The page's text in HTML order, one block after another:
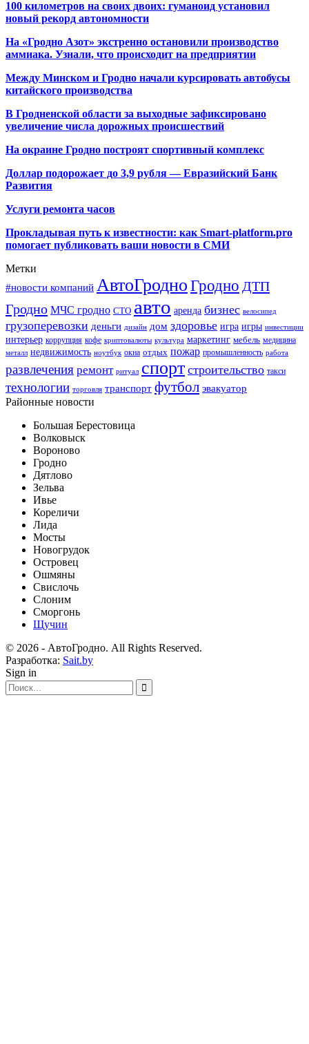
100 километров на своих двоих: гуманоид установил
новый рекорд автономности
На «Гродно Азот» экстренно остановили производство
аммиака. Узнали, что происходит на предприятии
Между Минском и Гродно начали курсировать автобусы
китайского производства
В Гродненской области за выходные зафиксировано
увеличение числа дорожных происшествий
На окраине Гродно построят спортивный комплекс
Доллар подорожает до 3,9 рубля — Евразийский Банк
Развития
Услуги ремонта часов
Прокладывая путь к известности: как Smart-platform.pro
помогает публиковать ваши новости в СМИ
Метки
#новости компаний АвтоГродноГродно ДТП
Гродно МЧС гродно СТО авто аренда бизнес велосипед
грузоперевозки деньги дизайн дом здоровье игра игры инвестиции
интерьер коррупция кофе криптовалюты культура маркетинг мебель медицина
металл недвижимость ноутбук окна отдых пожар промышленность работа
развлечения ремонт ритуал спорт строительство такси
технологии торговля транспорт футбол эвакуатор
Районные новости
Большая Берестовица
Волковыск
Вороново
Гродно
Дятлово
Зельва
Ивье
Кореличи
Лида
Мосты
Новогрудок
Островец
Ошмяны
Свислочь
Слоним
Сморгонь
Щучин
© 2026 - АвтоГродно. All Rights Reserved.
Разработка: Sait.by
Sign in